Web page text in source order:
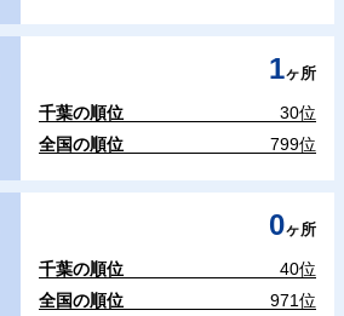
1ヶ所
千葉の順位
30位
全国の順位
799位
0ヶ所
千葉の順位
40位
全国の順位
971位